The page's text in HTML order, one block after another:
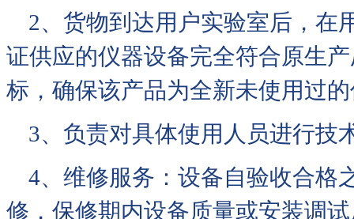
2、货物到达用户实验室后，在
证供应的仪器设备完全符合原生
标，确保该产品为全新未使用过
3、负责对具体使用人员进行技
4、维修服务：设备自验收合格
修，保修期内设备质量或安装调